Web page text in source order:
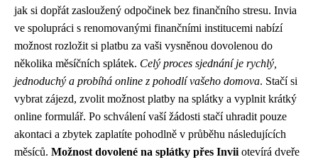
jak si dopřát zasloužený odpočinek bez finančního stresu. Invia
ve spolupráci s renomovanými finančními institucemi nabízí
možnost rozložit si platbu za vaši vysněnou dovolenou do
několika měsíčních splátek. Celý proces sjednání je rychlý,
jednoduchý a probíhá online z pohodlí vašeho domova. Stačí si
vybrat zájezd, zvolit možnost platby na splátky a vyplnit krátký
online formulář. Po schválení vaší žádosti stačí uhradit pouze
akontaci a zbytek zaplatíte pohodlně v průběhu následujících
měsíců. Možnost dovolené na splátky přes Invii otevírá dveře